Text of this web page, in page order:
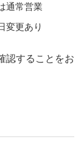
通常営業
変更あり
認することをお